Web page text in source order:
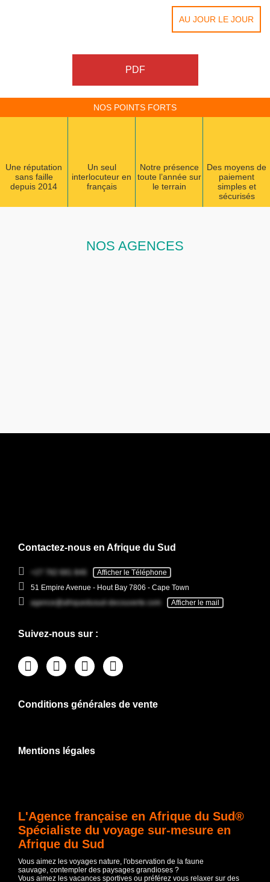
AU JOUR LE JOUR
PDF
NOS POINTS FORTS
Une réputation
sans faille
depuis 2014
Un seul
interlocuteur en
français
Notre présence
toute l’année sur
le terrain
Des moyens de
paiement
simples et
sécurisés
NOS AGENCES
Contactez-nous en Afrique du Sud
+27 782 681 846
Afficher le Téléphone
51 Empire Avenue - Hout Bay 7806 - Cape Town
agence@afriquedusud-decouverte.com
Afficher le mail
Suivez-nous sur :
Conditions générales de vente
Mentions légales
L'Agence française en Afrique du Sud®
Spécialiste du voyage sur-mesure en
Afrique du Sud
Vous aimez les voyages nature, l'observation de la faune
sauvage, contempler des paysages grandioses ?
Vous aimez les vacances sportives ou préférez vous relaxer sur des